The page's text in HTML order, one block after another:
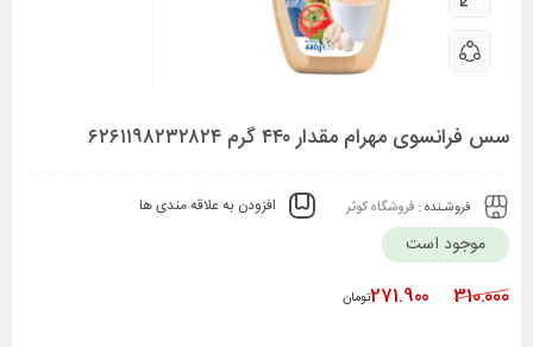
سس فرانسوی مهرام مقدار ۴۴۰ گرم ۶۲۶۱۱۹۸۲۳۲۸۲۴
فروشـنده : فروشگاه کوثر افزودن به علاقه مندی ها
موجود است
310.000
271.900تومان